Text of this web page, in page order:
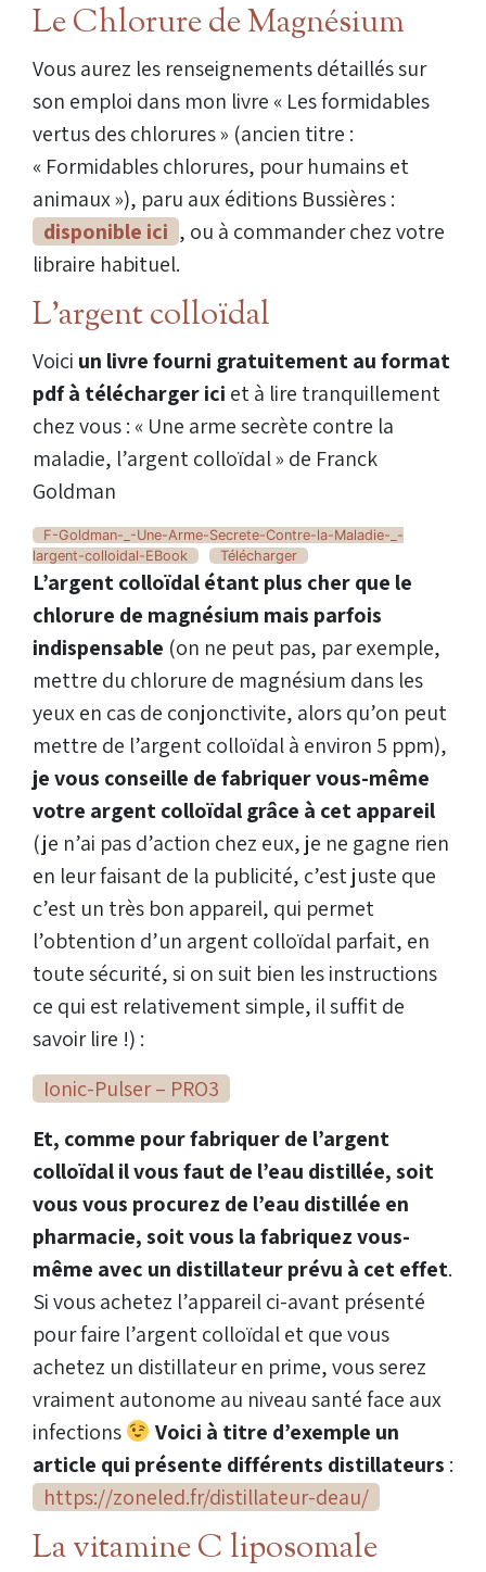
Le Chlorure de Magnésium
Vous aurez les renseignements détaillés sur
son emploi dans mon livre « Les formidables
vertus des chlorures » (ancien titre :
« Formidables chlorures, pour humains et
animaux »), paru aux éditions Bussières :
disponible ici , ou à commander chez votre
libraire habituel.
L’argent colloïdal
Voici un livre fourni gratuitement au format
pdf à télécharger ici et à lire tranquillement
chez vous : « Une arme secrète contre la
maladie, l’argent colloïdal » de Franck
Goldman
F-Goldman-_-Une-Arme-Secrete-Contre-la-Maladie-_-
largent-colloidal-EBook
Télécharger
L’argent colloïdal étant plus cher que le
chlorure de magnésium mais parfois
indispensable (on ne peut pas, par exemple,
mettre du chlorure de magnésium dans les
yeux en cas de conjonctivite, alors qu’on peut
mettre de l’argent colloïdal à environ 5 ppm),
je vous conseille de fabriquer vous-même
votre argent colloïdal grâce à cet appareil
(je n’ai pas d’action chez eux, je ne gagne rien
en leur faisant de la publicité, c’est juste que
c’est un très bon appareil, qui permet
l’obtention d’un argent colloïdal parfait, en
toute sécurité, si on suit bien les instructions
ce qui est relativement simple, il suffit de
savoir lire !) :
Ionic-Pulser – PRO3
Et, comme pour fabriquer de l’argent
colloïdal il vous faut de l’eau distillée, soit
vous vous procurez de l’eau distillée en
pharmacie, soit vous la fabriquez vous-
même avec un distillateur prévu à cet effet.
Si vous achetez l’appareil ci-avant présenté
pour faire l’argent colloïdal et que vous
achetez un distillateur en prime, vous serez
vraiment autonome au niveau santé face aux
infections
Voici à titre d’exemple un
article qui présente différents distillateurs :
https://zoneled.fr/distillateur-deau/
La vitamine C liposomale